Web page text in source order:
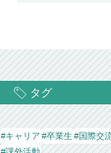
タグ
#キャリア #卒業生 #国際交
#課外活動